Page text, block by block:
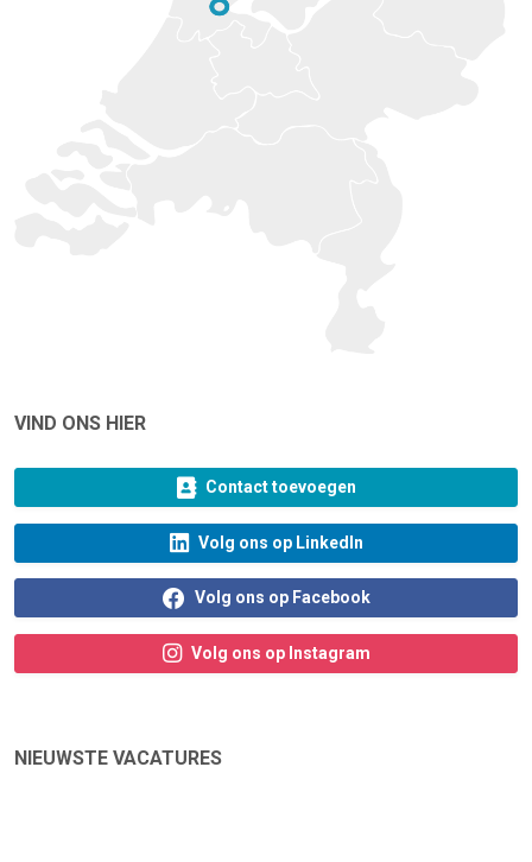
VIND ONS HIER
Contact toevoegen
Volg ons op LinkedIn
Volg ons op Facebook
Volg ons op Instagram
NIEUWSTE VACATURES